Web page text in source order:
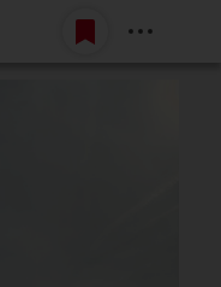
Belépés